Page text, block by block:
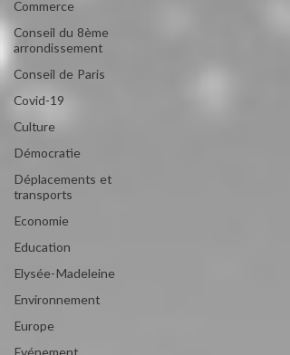
Commerce
Conseil du 8ème
arrondissement
Conseil de Paris
Covid-19
Culture
Démocratie
Déplacements et
transports
Economie
Education
Elysée-Madeleine
Environnement
Europe